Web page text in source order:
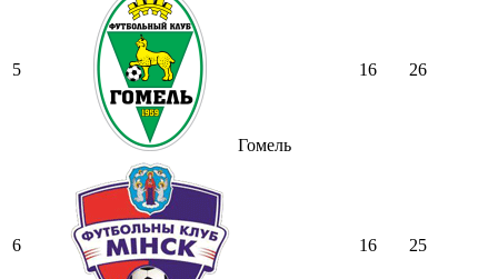
5
Гомель
16 26
6 16 25